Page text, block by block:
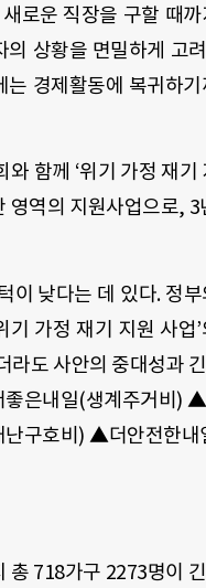
로운 직장을 구할 때까
상황을 면밀하게 고
경제활동에 복귀하
함께 ‘위기 가정 재기
영역의 지원사업으로,
이 낮다는 데 있다. 정
가정 재기 지원 사업
라도 사안의 중대성과
좋은내일(생계주거비)
구호비) ▲더안전한내
총 718가구 2273명이